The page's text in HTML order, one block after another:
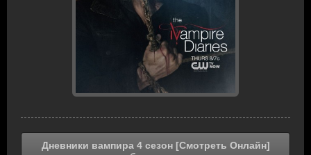
Дневники вампира 4 сезон [Смотреть Онлайн]